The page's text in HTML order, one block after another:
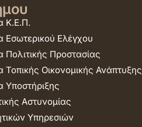
Κ.Ε.Π.
Εσωτερικού Ελέγχου
Προστασίας
Οικονομικής Ανάπτυξης
Υποστήριξης
Αστυνομίας
Υπηρεσιών